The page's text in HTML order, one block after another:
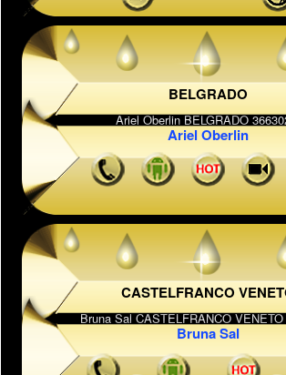
BELGRADO
Ariel Oberlin
CASTELFRANCO
Bruna Sal